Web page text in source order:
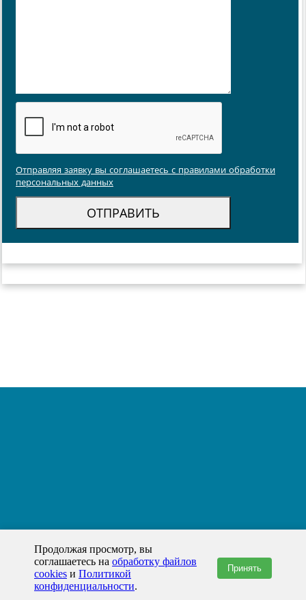
Отправляя заявку вы соглашаетесь с правилами обработки
персональных данных
Продолжая просмотр, вы
соглашаетесь на обработку файлов
cookies и Политикой
конфиденциальности.
Принять